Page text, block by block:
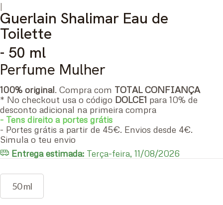
|
Guerlain Shalimar Eau de
Toilette
- 50 ml
Perfume Mulher
100% original. Compra com TOTAL CONFIANÇA
* No checkout usa o código DOLCE1 para 10% de
desconto adicional na primeira compra
- Tens direito a portes grátis
- Portes grátis a partir de 45€. Envios desde 4€.
Simula o teu envio
Entrega estimada: Terça-feira, 11/08/2026
50 ml